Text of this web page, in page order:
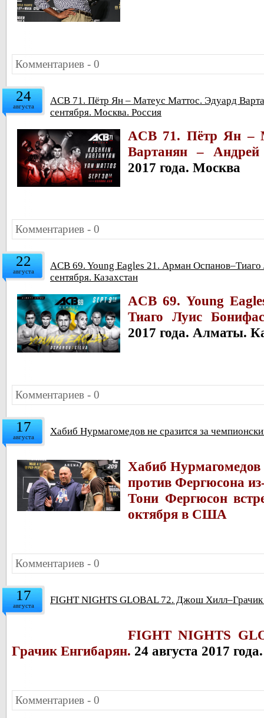
Комментариев - 0
24
августа
ACB 71. Пётр Ян – Матеус Маттос. Эдуард
сентября. Москва. Россия
ACB 71. Пётр Ян –
Вартанян –
2017 года. Москва
Комментариев - 0
22
августа
ACB 69. Young Eagles 21. Арман
сентября. Казахстан
ACB 69. Young
Тиаго Луис
2017 года. Алматы.
Комментариев - 0
17
августа Хабиб Нурмагомедов не сразится за
Хабиб Нурмагомедов
против Фергюсона
Тони Фергюсон
октября в США
Комментариев - 0
17
августа FIGHT NIGHTS GLOBAL 72. Джош Хилл–Грачик
FIGHT NIGHTS
Грачик Енгибарян. 24 августа 2017
Комментариев - 0